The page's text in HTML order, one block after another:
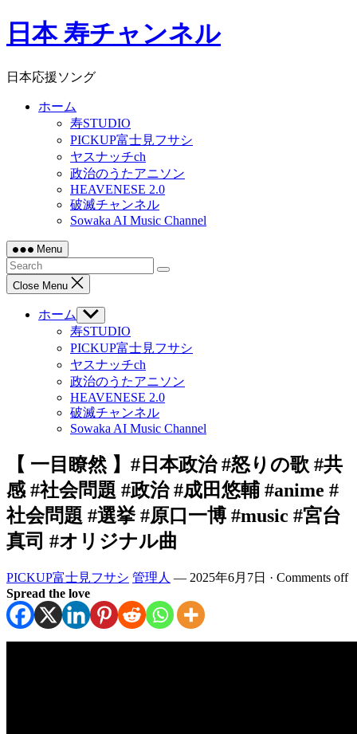
Skip
to日本 寿チャンネル
日本応援ソング
ホーム
寿STUDIO
PICKUP富士見フサシ
ヤスナッチch
政治のうたアニソン
HEAVENESE 2.0
破滅チャンネル
Sowaka AI Music Channel
Menu
Close Menu
ホーム
Show
sub
menu
寿STUDIO
PICKUP富士見フサシ
ヤスナッチch
政治のうたアニソン
HEAVENESE 2.0
破滅チャンネル
Sowaka AI Music Channel
【 一目瞭然 】#日本政治 #怒りの歌 #共
感 #社会問題 #政治 #成田悠輔 #anime #
社会問題 #選挙 #原口一博 #music #宮台
真司 #オリジナル曲
PICKUP富士見フサシ 管理人 — 2025年6月7日 · Comments off
Spread the love